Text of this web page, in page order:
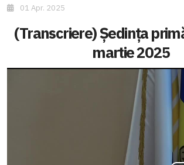
01 Apr. 2025
(Transcriere) Ședința
martie 2025